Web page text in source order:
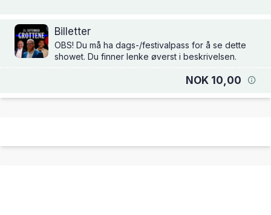
Billetter
OBS! Du må ha dags-/festivalpass for å se dette
showet. Du finner lenke øverst i beskrivelsen.
NOK 10,00